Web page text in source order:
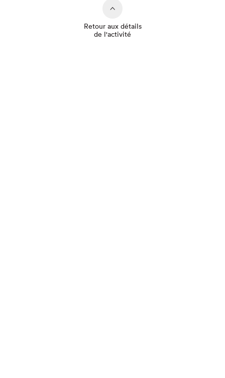
Retour aux détails
de l'activité